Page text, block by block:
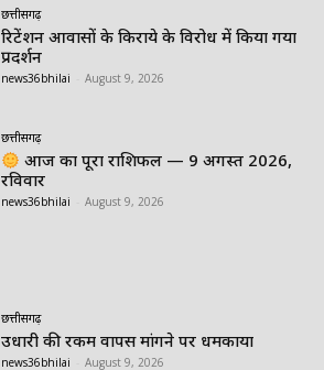
छत्तीसगढ़
रिटेंशन आवासों के किराये के विरोध में किया गया
प्रदर्शन
news36bhilai August 9, 2026
छत्तीसगढ़
आज का पूरा राशिफल — 9 अगस्त 2026,
रविवार
news36bhilai August 9, 2026
छत्तीसगढ़
उधारी की रकम वापस मांगने पर धमकाया
news36bhilai August 9, 2026